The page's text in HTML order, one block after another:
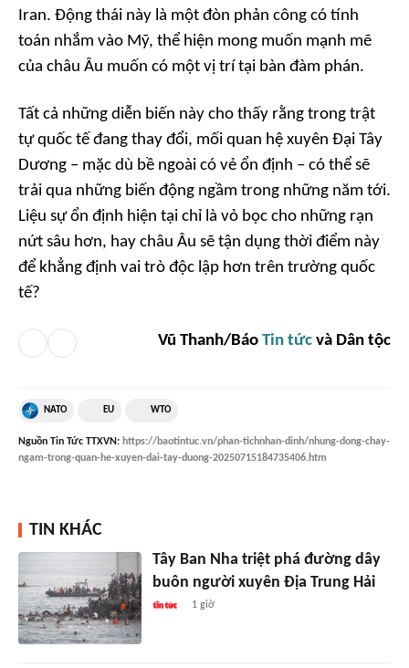
Iran. Động thái này là một đòn phản công có tính
toán nhắm vào Mỹ, thể hiện mong muốn mạnh mẽ
của châu Âu muốn có một vị trí tại bàn đàm phán.
Tất cả những diễn biến này cho thấy rằng trong trật
tự quốc tế đang thay đổi, mối quan hệ xuyên Đại Tây
Dương – mặc dù bề ngoài có vẻ ổn định – có thể sẽ
trải qua những biến động ngầm trong những năm tới.
Liệu sự ổn định hiện tại chỉ là vỏ bọc cho những rạn
nứt sâu hơn, hay châu Âu sẽ tận dụng thời điểm này
để khẳng định vai trò độc lập hơn trên trường quốc
tế?
Vũ Thanh/Báo Tin tức và Dân tộc
NATO EU WTO
Nguồn Tin Tức TTXVN: https://baotintuc.vn/phan-tichnhan-dinh/nhung-dong-chay-
ngam-trong-quan-he-xuyen-dai-tay-duong-20250715184735406.htm
TIN KHÁC
Tây Ban Nha triệt phá đường dây
buôn người xuyên Địa Trung Hải
1 giờ